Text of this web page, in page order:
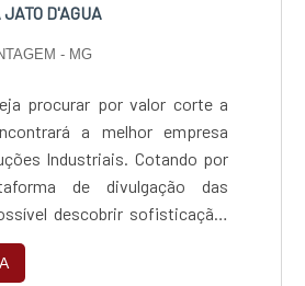
D'AGUA
- MG
procurar por valor corte a
a melhor empresa
Industriais. Cotando por
de divulgação das
descobrir sofisticação,
justo em um só lugar.Sim, o
o desejo é por valor corte